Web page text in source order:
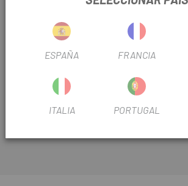
te ofrece los mejores productos
mantenimiento de tu bici como el
Suspension R3 5WT ISO 15 1L.
ESPAÑA FRANCIA
ITALIA PORTUGAL